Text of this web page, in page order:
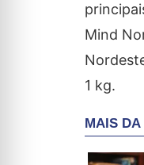
Mind
1 kg.